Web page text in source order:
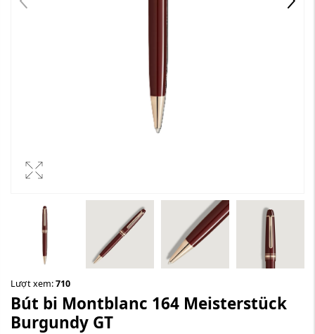
Lượt xem:710
Bút bi Montblanc 164 Meisterstück
Burgundy GT